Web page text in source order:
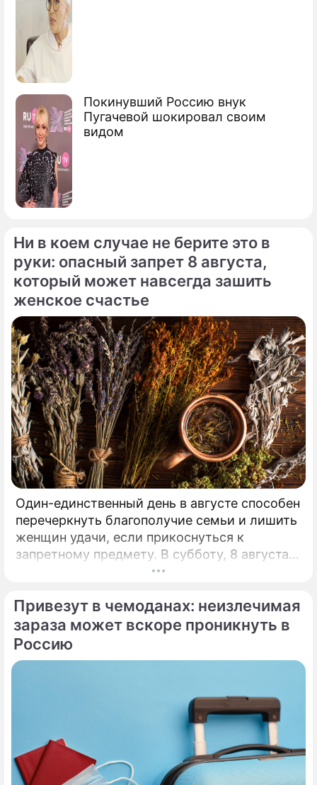
Покинувший Россию внук
Пугачевой шокировал своим
видом
Ни в коем случае не берите это в
руки: опасный запрет 8 августа,
который может навсегда зашить
женское счастье
Один-единственный день в августе способен
перечеркнуть благополучие семьи и лишить
женщин удачи, если прикоснуться к
запретному предмету. В субботу, 8 августа,
православная церковь молитвенно чтит
Ермолая, Ермиппа и Ермократа, иереев
Никомидийских.
Привезут в чемоданах: неизлечимая
зараза может вскоре проникнуть в
Россию